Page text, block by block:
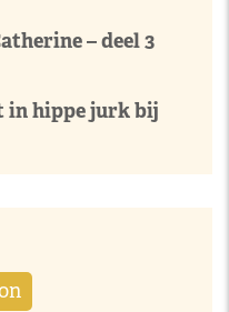
– deel 3
in hippe jurk bij